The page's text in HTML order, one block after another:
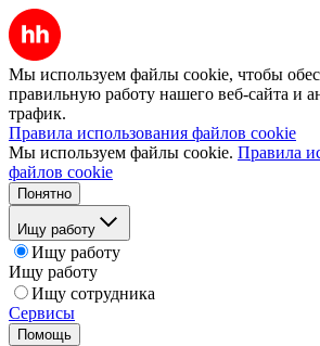
Мы используем файлы cookie, чтобы
правильную работу нашего веб-сайта и
трафик.
Правила использования файлов cookie
Мы используем файлы cookie. Правила
файлов cookie
Понятно
Ищу работу
Ищу работу
Ищу работу
Ищу сотрудника
Сервисы
Помощь